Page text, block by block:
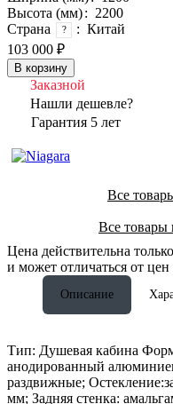
Высота (мм): 2200
Страна
? : Китай
103 000 ₽
В корзину
Заказной
Нашли дешевле?
Гарантия 5 лет
Все
Все товары
Цена действительна
и может отличаться от
Описание
Тип: Душевая кабина
анодированный
раздвижные;
мм; Задняя стенка: